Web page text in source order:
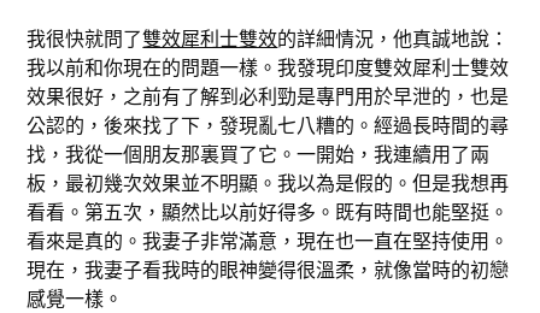
我很快就問了雙效犀利士雙效的詳細情況，他真誠地說：
我以前和你現在的問題一樣。我發現印度雙效犀利士雙效
效果很好，之前有了解到必利勁是專門用於早泄的，也是
公認的，後來找了下，發現亂七八糟的。經過長時間的尋
找，我從一個朋友那裏買了它。一開始，我連續用了兩
板，最初幾次效果並不明顯。我以為是假的。但是我想再
看看。第五次，顯然比以前好得多。既有時間也能堅挺。
看來是真的。我妻子非常滿意，現在也一直在堅持使用。
現在，我妻子看我時的眼神變得很溫柔，就像當時的初戀
感覺一樣。